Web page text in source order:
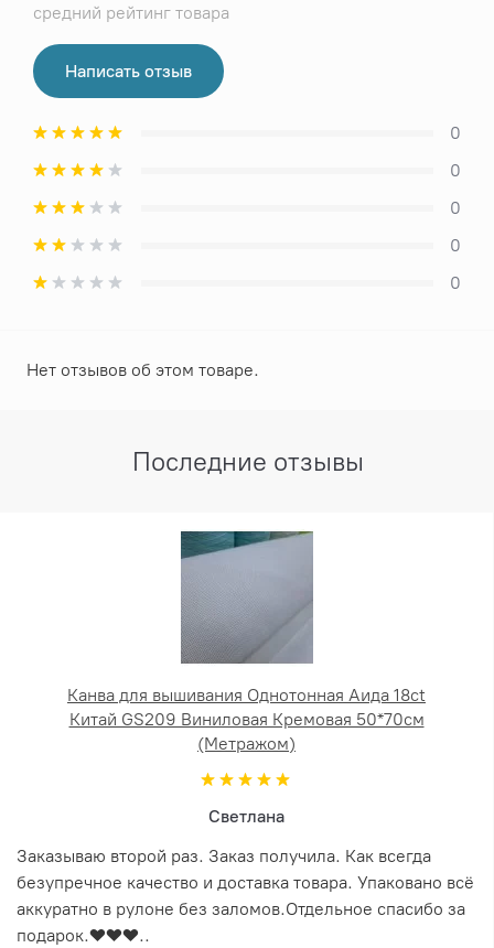
средний рейтинг товара
Написать отзыв
0
0
0
0
0
Нет отзывов об этом товаре.
Последние отзывы
Канва для вышивания Однотонная Аида 18ct
Китай GS209 Виниловая Кремовая 50*70см
(Метражом)
Светлана
Заказываю второй раз. Заказ получила. Как всегда
безупречное качество и доставка товара. Упаковано всё
аккуратно в рулоне без заломов.Отдельное спасибо за
подарок.❤️❤️❤️..